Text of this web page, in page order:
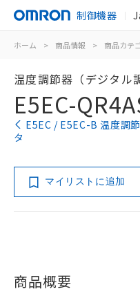
制御機器
ホーム > 商品情報 > 商品カテ
温度調節器（デジタル
E5EC-
E5EC / E5EC-B 温度調
タ
マイリストに追加
商品概要